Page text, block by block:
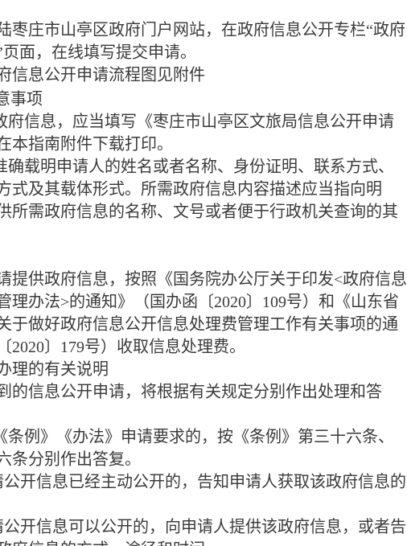
庄市山亭区政府门户网站，在政府信息公开专栏“政府
面，在线填写提交申请。
信息公开申请流程图见附件
事项
府信息，应当填写《枣庄市山亭区文旅局信息公开申请
本指南附件下载打印。
确载明申请人的姓名或者名称、身份证明、联系方式、
式及其载体形式。所需政府信息内容描述应当指向明
所需政府信息的名称、文号或者便于行政机关查询的其
供政府信息，按照《国务院办公厅关于印发<政府信息
理办法>的通知》（国办函〔2020〕 109号）和《山东省
于做好政府信息公开信息处理费管理工作有关事项的通
2020〕 179号）收取信息处理费。
的有关说明
信息公开申请，将根据有关规定分别作出处理和答
条例》《办法》申请要求的，按《条例》第三十六条、
条分别作出答复。
公开信息已经主动公开的，告知申请人获取该政府信息的
公开信息可以公开的，向申请人提供该政府信息，或者告